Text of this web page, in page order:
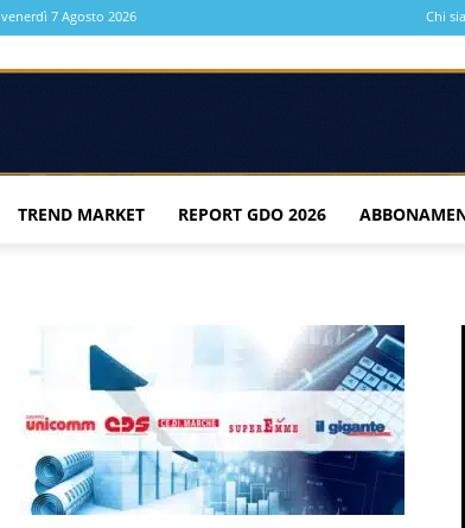
venerdì 7 Agosto 2026 Chi
TREND MARKET REPORT GDO 2026